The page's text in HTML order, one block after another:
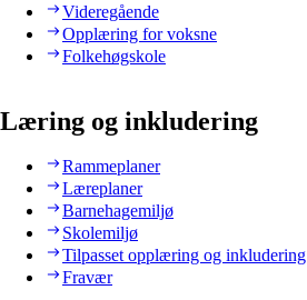
Videregående
Opplæring for voksne
Folkehøgskole
Læring og inkludering
Rammeplaner
Læreplaner
Barnehagemiljø
Skolemiljø
Tilpasset opplæring og inkludering
Fravær